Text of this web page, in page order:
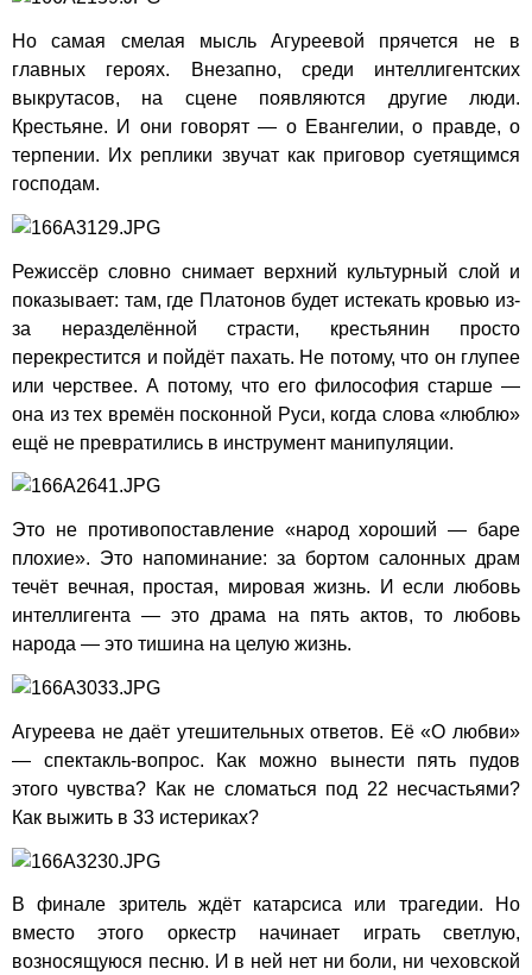
Но самая смелая мысль Агуреевой прячется не в
главных героях. Внезапно, среди интеллигентских
выкрутасов, на сцене появляются другие люди.
Крестьяне. И они говорят — о Евангелии, о правде, о
терпении. Их реплики звучат как приговор суетящимся
господам.
Режиссёр словно снимает верхний культурный слой и
показывает: там, где Платонов будет истекать кровью из-
за неразделённой страсти, крестьянин просто
перекрестится и пойдёт пахать. Не потому, что он глупее
или черствее. А потому, что его философия старше —
она из тех времён посконной Руси, когда слова «люблю»
ещё не превратились в инструмент манипуляции.
Это не противопоставление «народ хороший — баре
плохие». Это напоминание: за бортом салонных драм
течёт вечная, простая, мировая жизнь. И если любовь
интеллигента — это драма на пять актов, то любовь
народа — это тишина на целую жизнь.
Агуреева не даёт утешительных ответов. Её «О любви»
— спектакль-вопрос. Как можно вынести пять пудов
этого чувства? Как не сломаться под 22 несчастьями?
Как выжить в 33 истериках?
В финале зритель ждёт катарсиса или трагедии. Но
вместо этого оркестр начинает играть светлую,
возносящуюся песню. И в ней нет ни боли, ни чеховской